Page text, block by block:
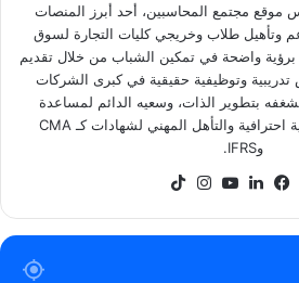
موقع مجتمع المحاسبين، أحد أبرز المنصات
وتأهيل طلاب وخريجي كليات التجارة لسوق
برؤية واضحة في تمكين الشباب من خلال تقديم
وتوظيفية حقيقية في كبرى الشركات
بتطوير الذات، وسعيه الدائم لمساعدة
الآخرين على بناء سير ذاتية احترافية والتأهل المهني لشهادات كـ CMA
وIFRS.
موقعفيسبوكلينكدإن‫YouTube
انستقرام